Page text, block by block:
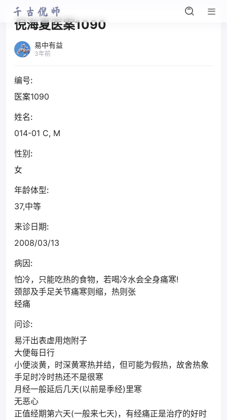
倪海夏医案1090
易中有益
3年前
编号:
医案1090
姓名:
014-01 C, M
性别:
女
年龄体型:
37,中等
来诊日期:
2008/03/13
病因:
怕冷，只能吃热的食物，若喝冷水会全身痛寒!
颈部及手足关节痛寒则缩，热则张
经痛
问诊:
易汗出表虚用炮附子
大便每日行
小便淡黄，时深黄寒热并结，但可能为假热，故舍热象
手足时冷时热还不是很寒
月经一般延后几天(以前是季经)里寒
无恶心
正值经期第六天(一般来七天)，有经痛正是治疗的好时